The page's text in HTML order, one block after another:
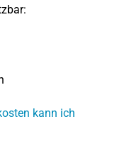
kann ich